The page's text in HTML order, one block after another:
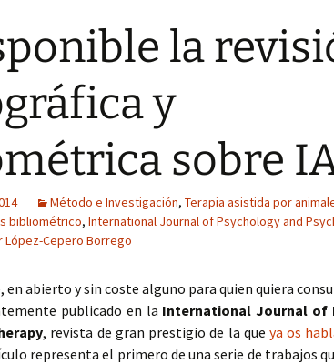
la
y
sobre
Método e Investigación, Terapia asistida por
bibliométrico, International Journal of Psychology and
López-Cepero Borrego
en abierto y sin coste alguno para quien quiera
publicado en la International Journal of
, revista de gran prestigio de la que ya os
representa el primero de una serie de trabajos